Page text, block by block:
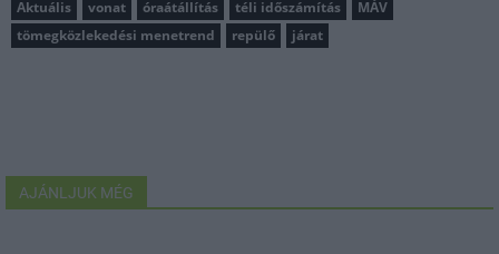
Aktuális vonat óraátállítás téli időszámítás
MÁV
tömegközlekedési menetrend
repülő járat
AJÁNLJUK MÉG